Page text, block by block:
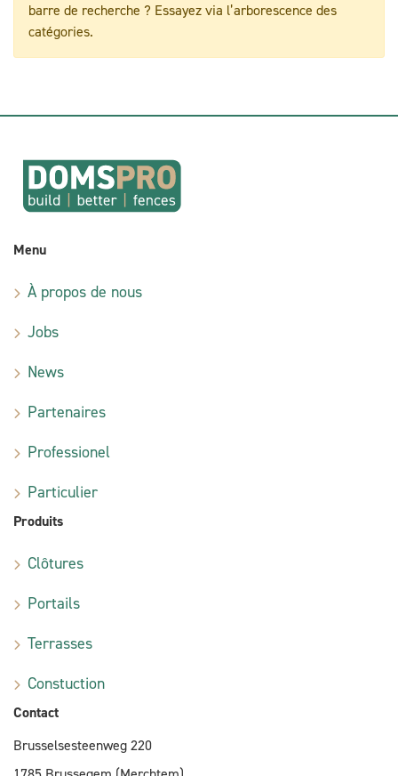
barre de recherche ? Essayez via l’arborescence des
catégories.
Menu
À propos de nous
Jobs
News
Partenaires
Professionel
Particulier
Produits
Clôtures
Portails
Terrasses
Constuction
Contact
Brusselsesteenweg 220